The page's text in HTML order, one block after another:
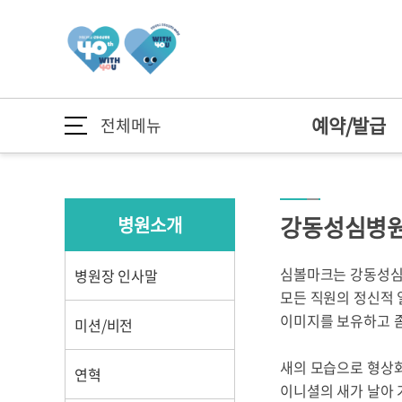
전체메뉴 예약/발급
예약/발급
온라인 예약
서류발급
의료진/진료과
진료과
다학제통합진료
중환자센터
종합건강증진센
이용안내
입퇴원 안내
간호간병서비스
신포괄수가제도
가정간호서비스
건강정보
질환정보
병원소개
미션/비전
안전보건경영방
병원 간행물
개원 40주년
예약/발급 예약안내
증명서 발급 안내
의료진/진료과
의료진 소개
병원소개
병원장 인사말
미션/비전
연혁
강동성심병
심볼마크는 강동성
모든 직원의 정신적
이미지를 보유하고
새의 모습으로 형
이니셜의 새가 날아